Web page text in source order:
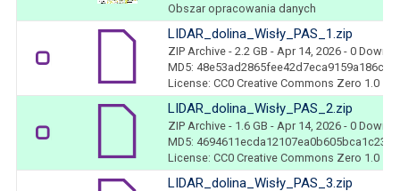
Obszar opracowania danych
LIDAR_dolina_Wisły_PAS_1.zip
ZIP Archive - 2.2 GB - Apr 14, 2026 - 0
MD5: 48e53ad2865fee42d7eca9159a186c43
License: CC0 Creative Commons Zero 1.0
LIDAR_dolina_Wisły_PAS_2.zip
ZIP Archive - 1.6 GB - Apr 14, 2026 - 0
MD5: 4694611ecda12107ea0b605bca1c2356
License: CC0 Creative Commons Zero 1.0
LIDAR_dolina_Wisły_PAS_3.zip